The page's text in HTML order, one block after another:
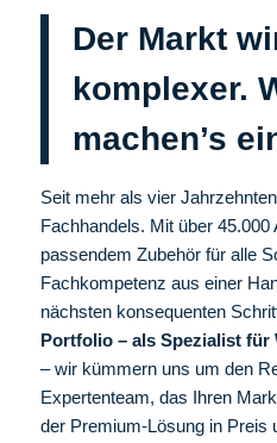
Der Markt
komplexer.
machen’s
Seit mehr als vier
Fachhandels. Mit über
passendem Zubehör für alle
Fachkompetenz aus einer
nächsten konsequenten
Portfolio – als Spezialist für
– wir kümmern uns um den
Expertenteam, das Ihren
der Premium-Lösung in Preis